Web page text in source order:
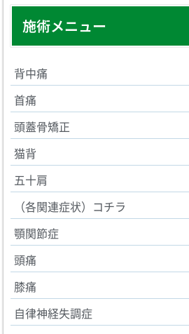
施術メニュー
背中痛
首痛
頭蓋骨矯正
猫背
五十肩
（各関連症状）コチラ
顎関節症
頭痛
膝痛
自律神経失調症